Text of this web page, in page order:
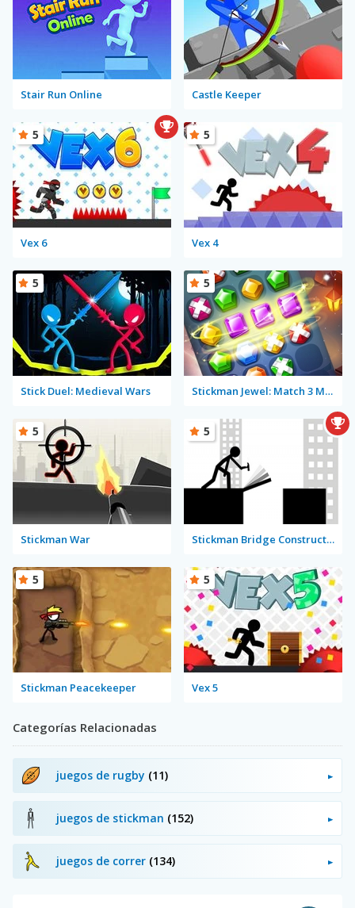
Stair Run Online Castle Keeper
Vex 6
5
Vex 4
5
Stick Duel: Medieval Wars
5
Stickman Jewel: Match 3 Master
5
Stickman War
5
Stickman Bridge Constructor
5
Stickman Peacekeeper
5
Vex 5
5
Categorías Relacionadas
juegos de rugby (11)
juegos de stickman (152)
juegos de correr (134)